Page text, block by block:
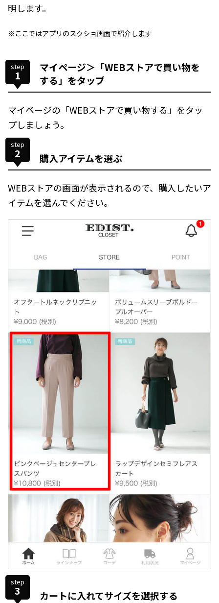
明します。
※ここではアプリのスクショ画面で紹介します
step
1
マイページ＞「WEBストアで買い物を
する」をタップ
マイページの「WEBストアで買い物する」をタッ
プしましょう。
step
2 購入アイテムを選ぶ
WEBストアの画面が表示されるので、購入したいア
イテムを選んでください。
step
3 カートに入れてサイズを選択する